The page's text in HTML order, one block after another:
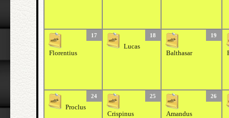
17
Florentius
18
Lucas
19
Balthasar
24
Proclus
25
Crispinus
26
Amandus